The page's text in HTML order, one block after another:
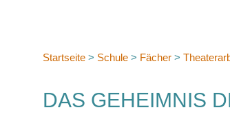
Startseite > Schule > Fächer >
DAS GEHEIMNIS